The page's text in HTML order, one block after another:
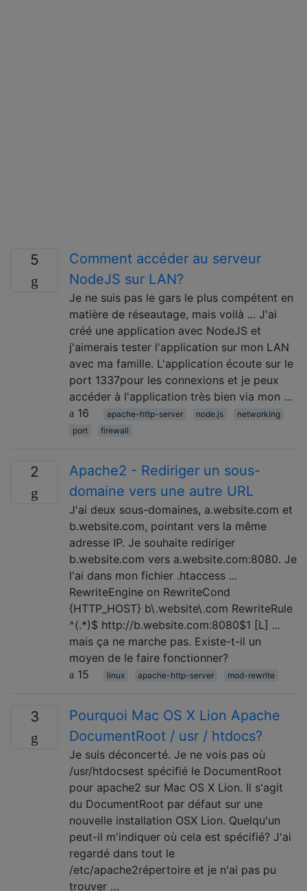
5
Comment accéder au serveur
NodeJS sur LAN?
Je ne suis pas le gars le plus compétent en
matière de réseautage, mais voilà ... J'ai
créé une application avec NodeJS et
j'aimerais tester l'application sur mon LAN
avec ma famille. L'application écoute sur le
port 1337pour les connexions et je peux
accéder à l'application très bien via mon …
16
apache-http-server node.js
networking
port
firewall
2
Apache2 - Rediriger un sous-
domaine vers une autre URL
J'ai deux sous-domaines, a.website.com et
b.website.com, pointant vers la même
adresse IP. Je souhaite rediriger
b.website.com vers a.website.com:8080. Je
l'ai dans mon fichier .htaccess ...
RewriteEngine on RewriteCond
{HTTP_HOST} b\.website\.com RewriteRule
^(.*)$ http://b.website.com:8080$1 [L] ...
mais ça ne marche pas. Existe-t-il un
moyen de le faire fonctionner?
15
linux apache-http-server mod-rewrite
3
Pourquoi Mac OS X Lion Apache
DocumentRoot / usr / htdocs?
Je suis déconcerté. Je ne vois pas où
/usr/htdocsest spécifié le DocumentRoot
pour apache2 sur Mac OS X Lion. Il s'agit
du DocumentRoot par défaut sur une
nouvelle installation OSX Lion. Quelqu'un
peut-il m'indiquer où cela est spécifié? J'ai
regardé dans tout le
/etc/apache2répertoire et je n'ai pas pu
trouver …